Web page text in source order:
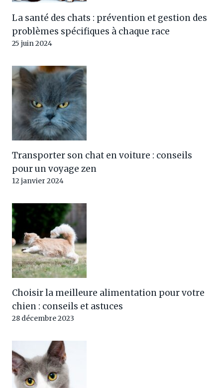
La santé des chats : prévention et gestion des
problèmes spécifiques à chaque race
25 juin 2024
Transporter son chat en voiture : conseils
pour un voyage zen
12 janvier 2024
Choisir la meilleure alimentation pour votre
chien : conseils et astuces
28 décembre 2023